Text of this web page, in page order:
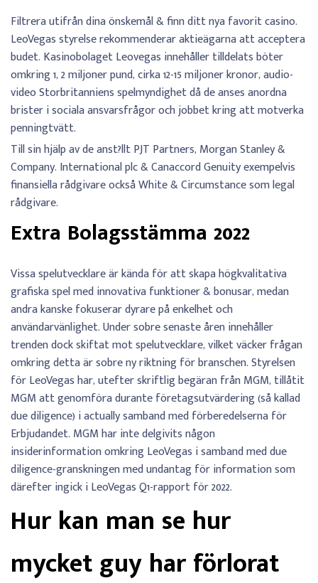
Filtrera utifrån dina önskemål & finn ditt nya favorit casino.
LeoVegas styrelse rekommenderar aktieägarna att acceptera
budet. Kasinobolaget Leovegas innehåller tilldelats böter
omkring 1, 2 miljoner pund, cirka 12-15 miljoner kronor, audio-
video Storbritanniens spelmyndighet då de anses anordna
brister i sociala ansvarsfrågor och jobbet kring att motverka
penningtvätt.
Till sin hjälp av de anst?llt PJT Partners, Morgan Stanley &
Company. International plc & Canaccord Genuity exempelvis
finansiella rådgivare också White & Circumstance som legal
rådgivare.
Extra Bolagsstämma 2022
Vissa spelutvecklare är kända för att skapa högkvalitativa
grafiska spel med innovativa funktioner & bonusar, medan
andra kanske fokuserar dyrare på enkelhet och
användarvänlighet. Under sobre senaste åren innehåller
trenden dock skiftat mot spelutvecklare, vilket väcker frågan
omkring detta är sobre ny riktning för branschen. Styrelsen
för LeoVegas har, utefter skriftlig begäran från MGM, tillåtit
MGM att genomföra durante företagsutvärdering (så kallad
due diligence) i actually samband med förberedelserna för
Erbjudandet. MGM har inte delgivits någon
insiderinformation omkring LeoVegas i samband med due
diligence-granskningen med undantag för information som
därefter ingick i LeoVegas Q1-rapport för 2022.
Hur kan man se hur
mycket guy har förlorat